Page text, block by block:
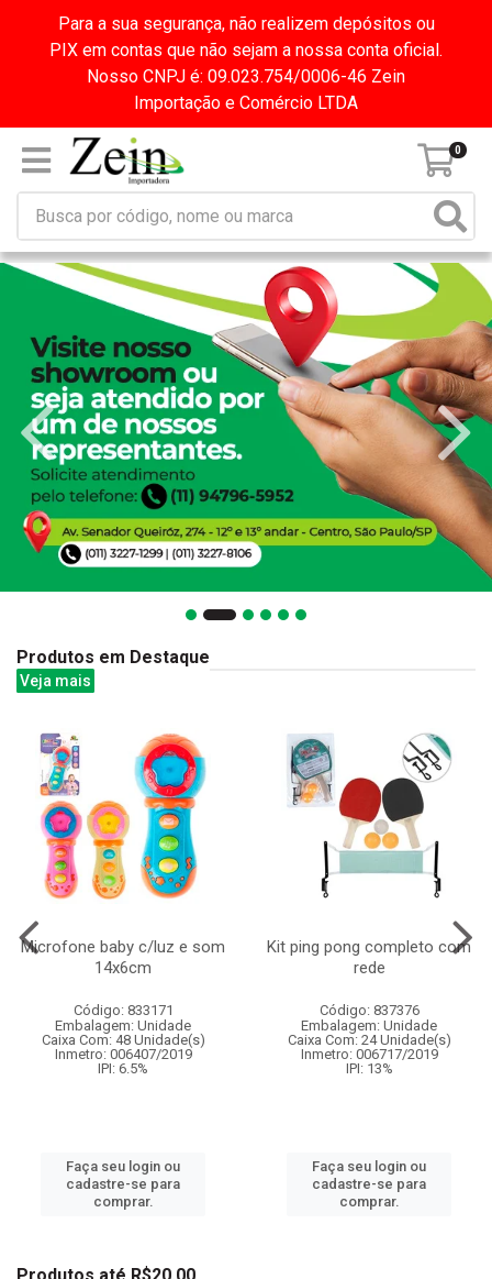
Para a sua segurança, não realizem depósitos ou
PIX em contas que não sejam a nossa conta oficial.
Nosso CNPJ é: 09.023.754/0006-46 Zein
Importação e Comércio LTDA
0
Produtos em Destaque
Veja mais
Microfone baby c/luz e som
14x6cm
Código: 833171
Embalagem: Unidade
Caixa Com: 48 Unidade(s)
Inmetro: 006407/2019
IPI: 6.5%
Faça seu login ou
cadastre-se para
comprar.
Kit ping pong completo com
rede
Código: 837376
Embalagem: Unidade
Caixa Com: 24 Unidade(s)
Inmetro: 006717/2019
IPI: 13%
Faça seu login ou
cadastre-se para
comprar.
Produtos até R$20,00